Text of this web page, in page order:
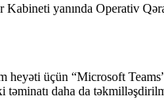
yanında Operativ
heyəti üçün “Microsoft
daha da